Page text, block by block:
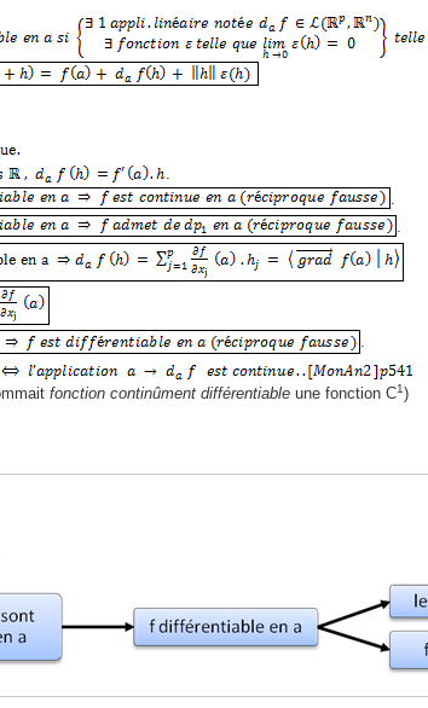
.
.
fonction continûment différentiable une fonction C1)